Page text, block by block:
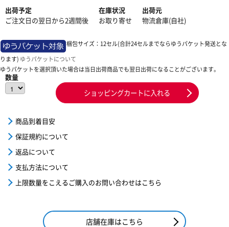
出荷予定
ご注文日の翌日から2週間後
在庫状況
お取り寄せ
出荷元
物流倉庫(自社)
梱包サイズ：12セル(合計24セルまでならゆうパケット発送とな
ります) ゆうパケットについて
ゆうパケットを選択頂いた場合は当日出荷商品でも翌日出荷になることがございます。
数量
ショッピングカートに入れる
商品到着目安
保証規約について
返品について
支払方法について
上限数量をこえるご購入のお問い合わせはこちら
店舗在庫はこちら